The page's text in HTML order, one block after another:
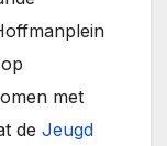
met
de Jeugd